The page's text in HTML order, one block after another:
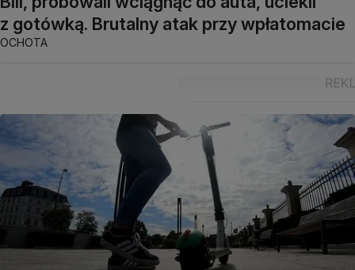
z gotówką. Brutalny atak przy wpłatomacie
OCHOTA